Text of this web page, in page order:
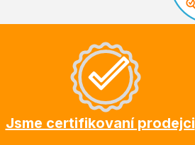
Jsme certifikovaní prodejci